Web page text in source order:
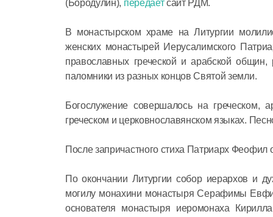
(Бородулин), передаетсайт РДМ.
В монастырском храме на Литургии
женских монастырей Иерусалимского
православных греческой и арабской
паломники из разных концов Святой земли.
Богослужение совершалось на греческом,
греческом и церковнославянском языках.
После запричастного стиха Патриарх
По окончании Литургии собор иерархов и
могилу монахини монастыря Серафимы
основателя монастыря иеромонаха